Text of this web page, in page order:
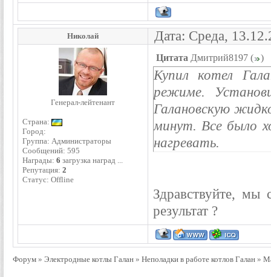
Николай Дата: Среда,
Генерал-лейтенант
Страна:
Город:
Группа: Администраторы
Сообщений: 595
Награды: 6 загрузка наград ...
Репутация: 2
Статус: Offline
Цитата Дмитрий8197 ( )
Купил котел
режиме.
Галановскую
минут. Все было
нагревать.
Здравствуйте, мы
результат ?
Форум » Электродные котлы Галан » Неполадки в работе котлов Галан »